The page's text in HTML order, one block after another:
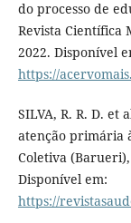
do processo de
Revista Científica
2022. Disponível
https://
SILVA, R. R. D. et
atenção primária
Coletiva (Barueri),
Disponível em:
https://